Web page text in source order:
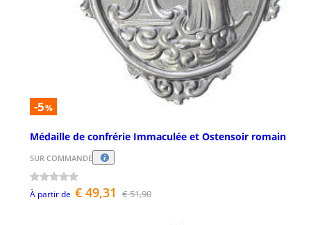
-5%
Médaille de confrérie Immaculée et Ostensoir romain
SUR COMMANDE
À partir de € 49,31 € 51,90